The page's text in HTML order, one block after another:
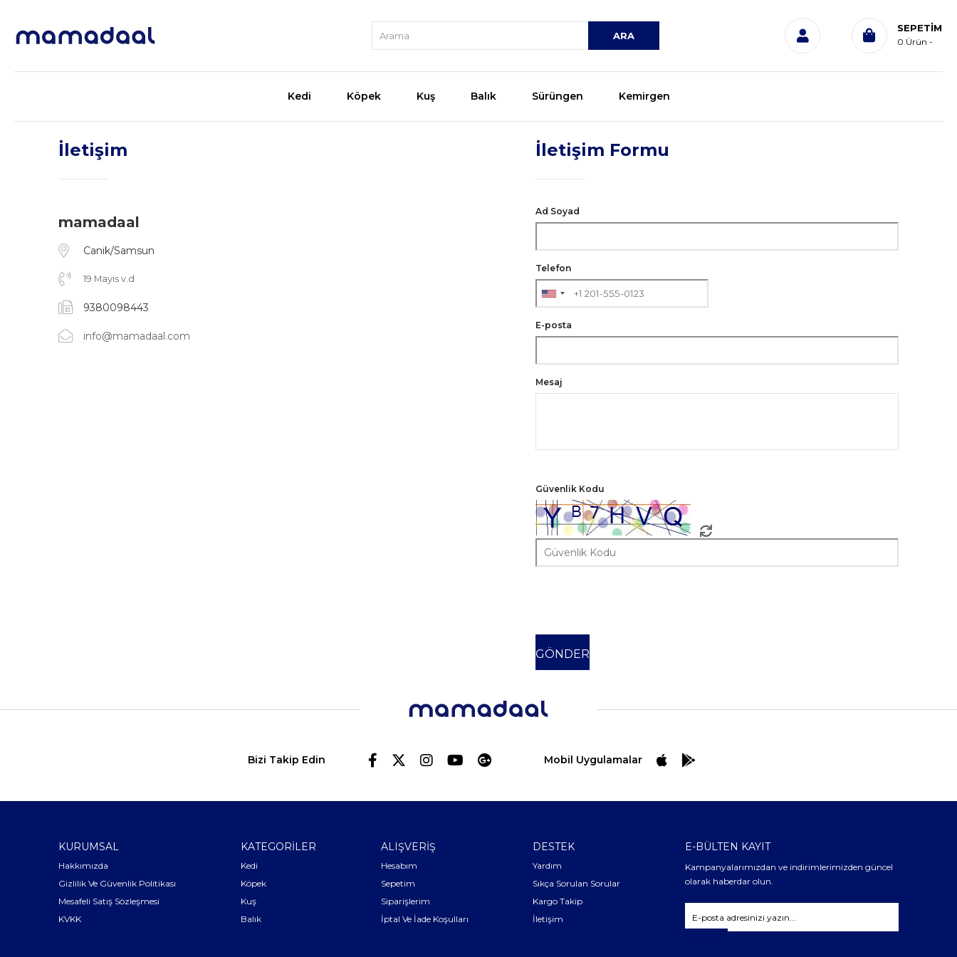
SEPETIM
0 Ürün
Kedi Köpek Kuş Balık Sürüngen Kemirgen
İletişim
mamadaal
Canik/Samsun
19 Mayıs v.d
9380098443
info@mamadaal.com
İletişim Formu
Ad Soyad
Telefon
E-posta
Mesaj
Güvenlik Kodu
Bizi Takip Edin Mobil Uygulamalar
KURUMSAL
Hakkımızda
Gizlilik Ve Güvenlik Politikası
Mesafeli Satış Sözleşmesi
KVKK
KATEGORİLER
Kedi
Köpek
Kuş
Balık
ALIŞVERİŞ
Hesabım
Sepetim
Siparişlerim
İptal Ve İade Koşulları
DESTEK
Yardım
Sıkça Sorulan Sorular
Kargo Takip
İletişim
E-BÜLTEN KAYIT
Kampanyalarımızdan ve indirimlerimizden güncel
olarak haberdar olun.